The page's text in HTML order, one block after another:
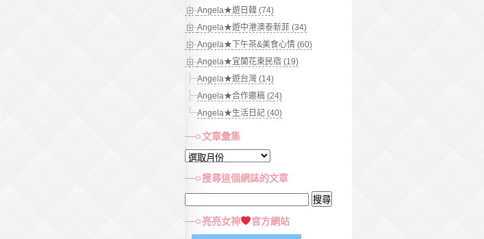
Angela★遊日韓 (74)
Angela★遊中港澳泰新菲 (34)
Angela★下午茶&美食心情 (60)
Angela★宜蘭花東民宿 (19)
Angela★遊台灣 (14)
Angela★合作邀稿 (24)
Angela★生活日記 (40)
文章彙集
文
彙
集
搜尋這個網誌的文章
關
亮亮女神 官方網站